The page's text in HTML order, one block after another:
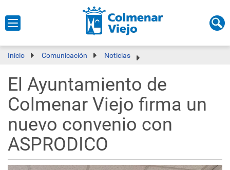
Inicio Comunicación Noticias
El Ayuntamiento de
Colmenar Viejo firma un
nuevo convenio con
ASPRODICO